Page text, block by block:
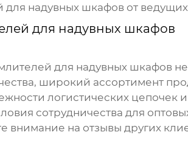
надувных шкафов от
для надувных шкафов
для надувных шкафов
широкий ассортимент
логистических
сотрудничества для
внимание на отзывы других